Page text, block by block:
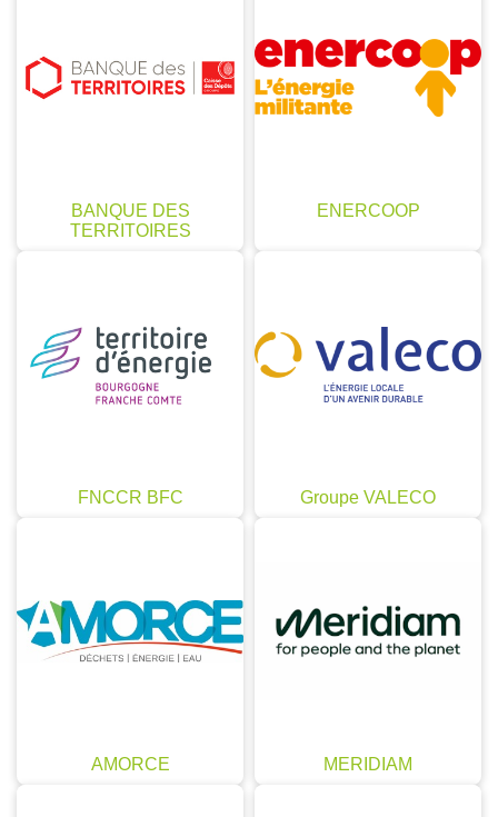
BANQUE DES
TERRITOIRES
ENERCOOP
FNCCR BFC Groupe VALECO
AMORCE MERIDIAM